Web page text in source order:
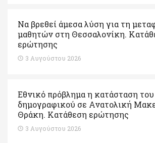
Να βρεθεί άμεσα λύση για τη
μαθητών στη Θεσσαλονίκη.
ερώτησης
3 Αυγούστου 2026
Εθνικό πρόβλημα η κατάσταση του
δημογραφικού σε Ανατολική
Θράκη. Κατάθεση ερώτησης
3 Αυγούστου 2026